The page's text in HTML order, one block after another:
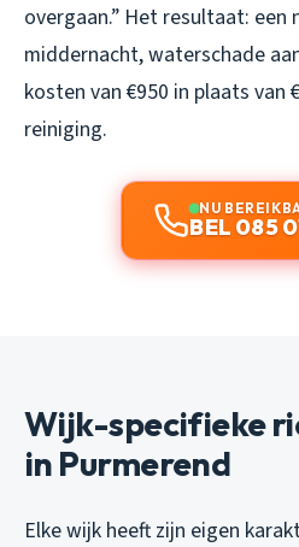
overgaan.” Het resultaat: een
middernacht, waterschade
kosten van €950 in plaats van
reiniging.
NU
BEL 085
Wijk-specifieke
in Purmerend
Elke wijk heeft zijn eigen